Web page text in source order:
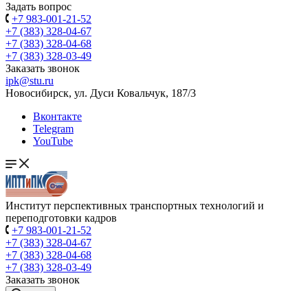
Задать вопрос
+7 983-001-21-52
+7 (383) 328-04-67
+7 (383) 328-04-68
+7 (383) 328-03-49
Заказать звонок
ipk@stu.ru
Новосибирск, ул. Дуси Ковальчук, 187/3
Вконтакте
Telegram
YouTube
Институт перспективных транспортных технологий и
переподготовки кадров
+7 983-001-21-52
+7 (383) 328-04-67
+7 (383) 328-04-68
+7 (383) 328-03-49
Заказать звонок